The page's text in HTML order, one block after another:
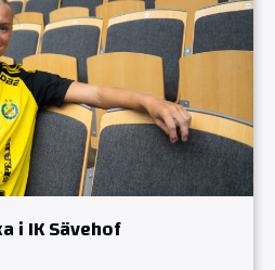
i IK Sävehof